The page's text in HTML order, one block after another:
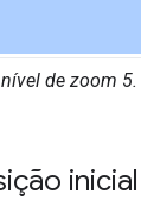
de zoom 5.